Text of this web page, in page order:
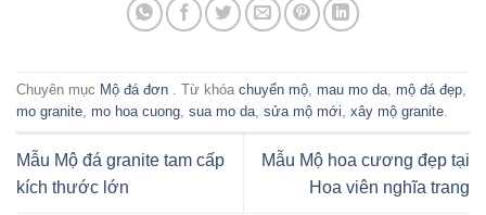
Chuyên mục Mộ đá đơn . Từ khóa chuyển mộ, mau mo da, mộ đá đẹp,
mo granite, mo hoa cuong, sua mo da, sửa mộ mới, xây mộ granite.
Mẫu Mộ đá granite tam cấp
kích thước lớn
Mẫu Mộ hoa cương đẹp tại
Hoa viên nghĩa trang